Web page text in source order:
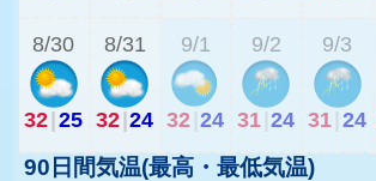
8/30
32|25
8/31
32|24
9/1
32 24
9/2
31 24
9/3
31 24
90日間気温(最高・最低気温)